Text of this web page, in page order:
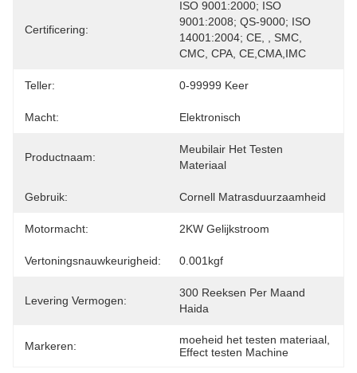
Certificering:
ISO 9001:2000; ISO
9001:2008; QS-9000; ISO
14001:2004; CE, , SMC,
CMC, CPA, CE,CMA,IMC
Teller: 0-99999 Keer
Macht: Elektronisch
Productnaam:
Meubilair Het Testen
Materiaal
Gebruik: Cornell Matrasduurzaamheid
Motormacht: 2KW Gelijkstroom
Vertoningsnauwkeurigheid: 0.001kgf
Levering Vermogen:
300 Reeksen Per Maand
Haida
Markeren: moeheid het testen materiaal
Effect testen Machine